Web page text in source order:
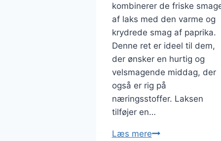
kombinerer de friske
af laks med den varme og
krydrede smag af paprika.
Denne ret er ideel til dem,
der ønsker en hurtig og
velsmagende middag, der
også er rig på
næringsstoffer. Laksen
tilføjer en…
Læs merePaprikagryde